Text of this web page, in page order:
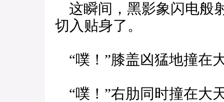
这瞬间，黑影象闪电般
切入贴身了。
“噗！”膝盖凶猛地撞在
“噗！”右肋同时撞在大